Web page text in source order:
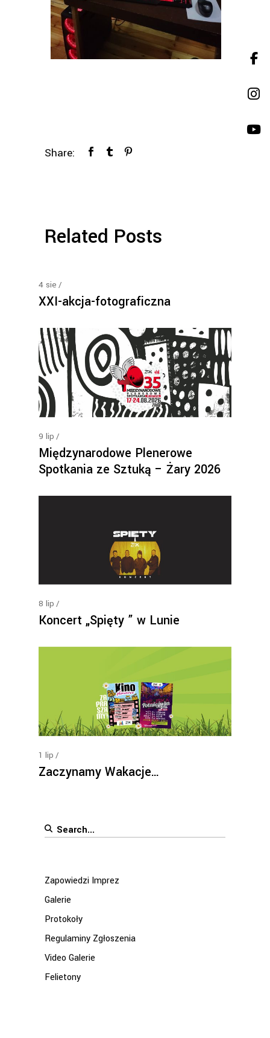
Share:
Related Posts
4 sie
XXI-akcja-fotograficzna
9 lip
Międzynarodowe Plenerowe
Spotkania ze Sztuką – Żary 2026
8 lip
Koncert „Spięty ” w Lunie
1 lip
Zaczynamy Wakacje…
Search
Zapowiedzi Imprez
Galerie
Protokoły
Regulaminy Zgłoszenia
Video Galerie
Felietony